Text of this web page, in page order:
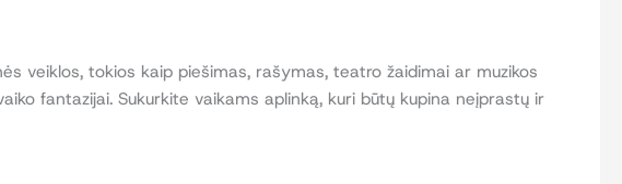
veiklos, tokios kaip piešimas, rašymas, teatro žaidimai ar muzikos
fantazijai. Sukurkite vaikams aplinką, kuri būtų kupina neįprastų ir